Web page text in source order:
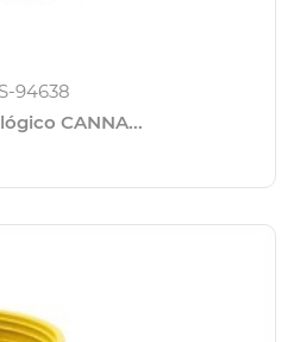
94638
CANNA...